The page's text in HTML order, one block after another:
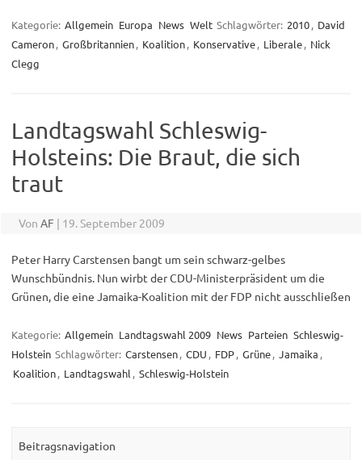
Kategorie: Allgemein Europa News Welt Schlagwörter: 2010, David
Cameron, Großbritannien, Koalition, Konservative, Liberale, Nick
Clegg
Landtagswahl Schleswig-
Holsteins: Die Braut, die sich
traut
Von AF | 19. September 2009
Peter Harry Carstensen bangt um sein schwarz-gelbes
Wunschbündnis. Nun wirbt der CDU-Ministerpräsident um die
Grünen, die eine Jamaika-Koalition mit der FDP nicht ausschließen
Kategorie: Allgemein Landtagswahl 2009 News Parteien Schleswig-
Holstein Schlagwörter: Carstensen, CDU , FDP, Grüne, Jamaika ,
Koalition, Landtagswahl , Schleswig-Holstein
Beitragsnavigation